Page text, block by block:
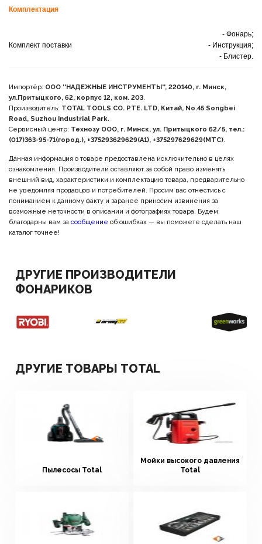
Комплектация
Комплект поставки
- Фонарь;
- Инструкция;
- Блистер.
Импортёр: ООО ''НАДЕЖНЫЕ ИНСТРУМЕНТЫ'', 220140, г. Минск,
ул.Притыцкого, 62, корпус 12, ком. 203.
Производитель: TOTAL TOOLS CO. PTE. LTD, Китай, No.45 Songbei
Road, Suzhou Industrial Park.
Сервисный центр: Технозу ООО, г. Минск, ул. Притыцкого 62/5, тел.:
(017)363-95-71(город.), +375293629629(A1), +375297629629(МТС).
Данная информация о товаре предоставлена исключительно в целях
ознакомления. Производители оставляют за собой право изменять
внешний вид, характеристики и комплектацию товара, предварительно
не уведомляя продавцов и потребителей. Просим вас отнестись с
пониманием к данному факту и заранее приносим извинения за
возможные неточности в описании и фотографиях товара. Будем
благодарны вам за сообщение об ошибках — вы поможете сделать наш
каталог точнее!
ДРУГИЕ ПРОИЗВОДИТЕЛИ
ФОНАРИКОВ
ДРУГИЕ ТОВАРЫ TOTAL
Пылесосы Total
Мойки высокого давления
Total